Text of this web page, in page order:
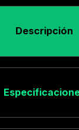
Descripción